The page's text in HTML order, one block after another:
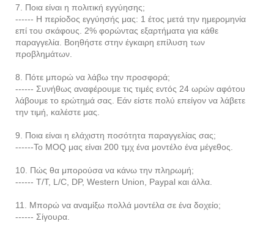
7. Ποια είναι η πολιτική εγγύησης;
------ Η περίοδος εγγύησής μας: 1 έτος μετά την ημερομηνία
επί του σκάφους. 2% φορώντας εξαρτήματα για κάθε
παραγγελία. Βοηθήστε στην έγκαιρη επίλυση των
προβλημάτων.
8. Πότε μπορώ να λάβω την προσφορά;
------ Συνήθως αναφέρουμε τις τιμές εντός 24 ωρών αφότου
λάβουμε το ερώτημά σας. Εάν είστε πολύ επείγον να λάβετε
την τιμή, καλέστε μας.
9. Ποια είναι η ελάχιστη ποσότητα παραγγελίας σας;
------Το MOQ μας είναι 200 ​​τμχ ένα μοντέλο ένα μέγεθος.
10. Πώς θα μπορούσα να κάνω την πληρωμή;
------ T/T, L/C, DP, Western Union, Paypal και άλλα.
11. Μπορώ να αναμίξω πολλά μοντέλα σε ένα δοχείο;
------ Σίγουρα.